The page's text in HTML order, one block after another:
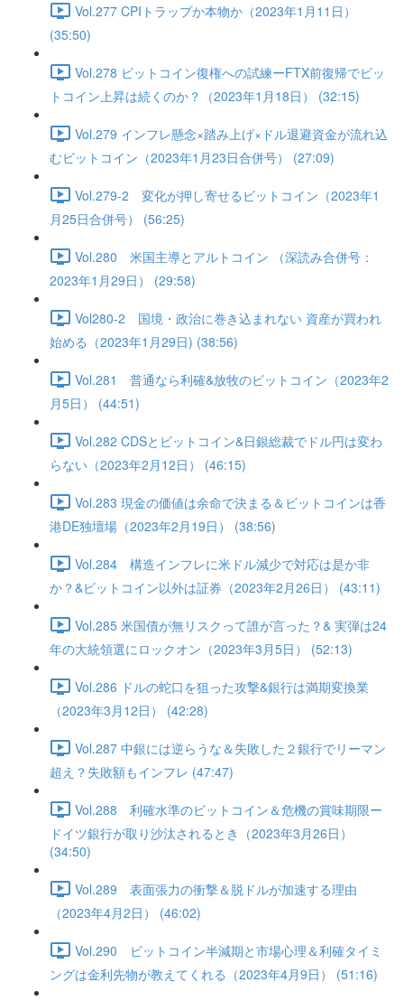
Vol.277 CPIトラップか本物か（2023年1月11日）
(35:50)
Vol.278 ビットコイン復権への試練ーFTX前復帰でビッ
トコイン上昇は続くのか？（2023年1月18日） (32:15)
Vol.279 インフレ懸念×踏み上げ×ドル退避資金が流れ込
むビットコイン（2023年1月23日合併号） (27:09)
Vol.279-2 変化が押し寄せるビットコイン（2023年1
月25日合併号） (56:25)
Vol.280 米国主導とアルトコイン （深読み合併号：
2023年1月29日） (29:58)
Vol280-2 国境・政治に巻き込まれない 資産が買われ
始める（2023年1月29日) (38:56)
Vol.281 普通なら利確&放牧のビットコイン（2023年2
月5日） (44:51)
Vol.282 CDSとビットコイン&日銀総裁でドル円は変わ
らない（2023年2月12日） (46:15)
Vol.283 現金の価値は余命で決まる＆ビットコインは香
港DE独壇場（2023年2月19日） (38:56)
Vol.284 構造インフレに米ドル減少で対応は是か非
か？&ビットコイン以外は証券（2023年2月26日） (43:11)
Vol.285 米国債が無リスクって誰が言った？& 実弾は24
年の大統領選にロックオン（2023年3月5日） (52:13)
Vol.286 ドルの蛇口を狙った攻撃&銀行は満期変換業
（2023年3月12日） (42:28)
Vol.287 中銀には逆らうな＆失敗した２銀行でリーマン
超え？失敗額もインフレ (47:47)
Vol.288 利確水準のビットコイン＆危機の賞味期限ー
ドイツ銀行が取り沙汰されるとき（2023年3月26日）
(34:50)
Vol.289 表面張力の衝撃＆脱ドルが加速する理由
（2023年4月2日） (46:02)
Vol.290 ビットコイン半減期と市場心理＆利確タイミ
ングは金利先物が教えてくれる（2023年4月9日） (51:16)